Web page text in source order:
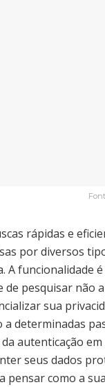
rápidas e
por diversos
A funcionalidade é
de pesquisar não
sua
determinadas
autenticação em
seus dados
pensar como a sua